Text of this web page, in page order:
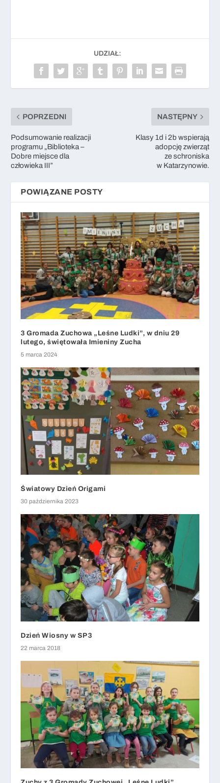
UDZIAŁ:
POPRZEDNI
Podsumowanie realizacji
programu „Biblioteka –
Dobre miejsce dla
człowieka III”
NASTĘPNY
Klasy 1d i 2b wspierają
adopcję zwierząt
ze schroniska
w Katarzynowie.
POWIĄZANE POSTY
3 Gromada Zuchowa „Leśne Ludki”, w dniu 29
lutego, świętowała Imieniny Zucha
5 marca 2024
Światowy Dzień Origami
30 października 2023
Dzień Wiosny w SP3
22 marca 2018